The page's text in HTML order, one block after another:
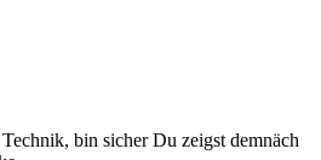
Technik, bin sicher Du zeigst demnäch